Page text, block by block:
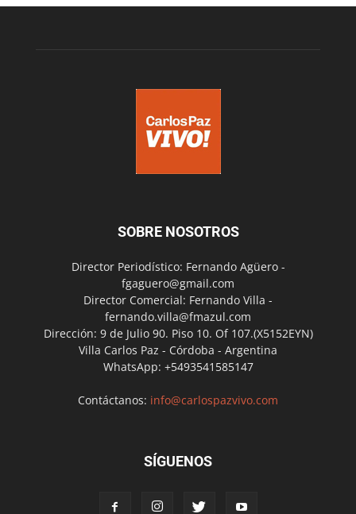
SOBRE NOSOTROS
Director Periodístico: Fernando Agüero -
fgaguero@gmail.com
Director Comercial: Fernando Villa -
fernando.villa@fmazul.com
Dirección: 9 de Julio 90. Piso 10. Of 107.(X5152EYN)
Villa Carlos Paz - Córdoba - Argentina
WhatsApp: +5493541585147
Contáctanos: info@carlospazvivo.com
SÍGUENOS